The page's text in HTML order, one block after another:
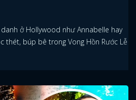
ở Hollywood như Annabelle hay
thét, búp bê trong Vong Hồn Rước Lễ